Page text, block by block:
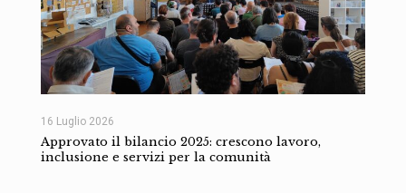
16 Luglio 2026
Approvato il bilancio 2025: crescono lavoro,
inclusione e servizi per la comunità